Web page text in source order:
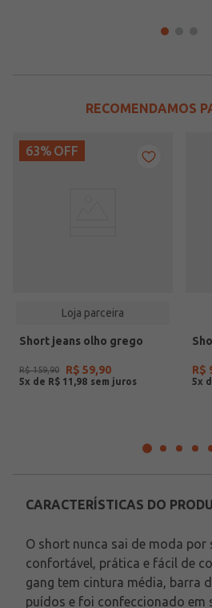
RECOMENDAMOS
63% OFF
Loja parceira
Short jeans olho grego
R$ 159,90 R$ 59,90
5x de R$ 11 98
R$
5x
CARACTERÍSTICAS DO
O short nunca sai de moda por
confortável, prática e fácil de
gang tem cintura média, barra
puídos e foi confeccionado em